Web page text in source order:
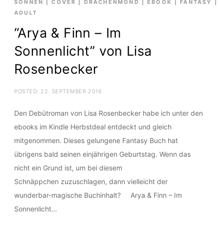
SONNEN
COVER DRACHENMOND EBOOK FANTASY
ADULT
“Arya & Finn – Im
Sonnenlicht” von Lisa
Rosenbecker
POSTED: 22. SEPTEMBER 2016
Den Debütroman von Lisa Rosenbecker habe ich unter den
ebooks im Kindle Herbstdeal entdeckt und gleich
mitgenommen. Dieses gelungene Fantasy Buch hat
übrigens bald seinen einjährigen Geburtstag. Wenn das
nicht ein Grund ist, um bei diesem
Schnäppchen zuzuschlagen, dann vielleicht der
wunderbar-magische Buchinhalt? Arya & Finn – Im
Sonnenlicht…